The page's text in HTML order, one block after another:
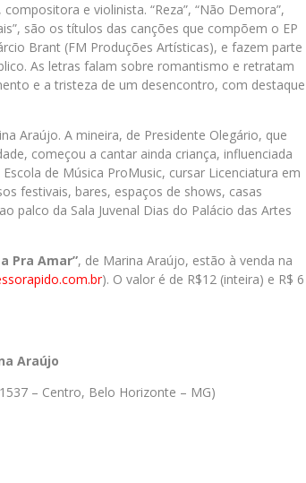
e violinista. “Reza”, “Não Demora”,
são os títulos das canções que compõem o EP
Brant (FM Produções Artísticas), e fazem parte
As letras falam sobre romantismo e retratam
e a tristeza de um desencontro, com destaque
Araújo. A mineira, de Presidente Olegário, que
começou a cantar ainda criança, influenciada
de Música ProMusic, cursar Licenciatura em
festivais, bares, espaços de shows, casas
palco da Sala Juvenal Dias do Palácio das Artes
Pra Amar”, de Marina Araújo, estão à venda na
). O valor é de R$12 (inteira) e R$ 6
Araújo
– Centro, Belo Horizonte – MG)